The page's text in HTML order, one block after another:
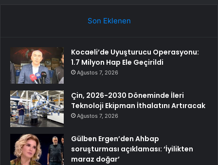
Son Eklenen
Kocaeli’de Uyuşturucu Operasyonu:
1.7 Milyon Hap Ele Geçirildi
Ağustos 7, 2026
Çin, 2026-2030 Döneminde İleri
Teknoloji Ekipman İthalatını Artıracak
Ağustos 7, 2026
Gülben Ergen’den Ahbap
soruşturması açıklaması: ‘İyilikten
maraz doğar’